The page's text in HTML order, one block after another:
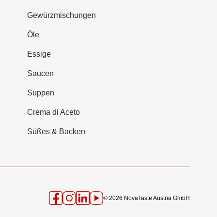
Gewürzmischungen
Öle
Essige
Saucen
Suppen
Crema di Aceto
Süßes & Backen
© 2026 NovaTaste Austria GmbH